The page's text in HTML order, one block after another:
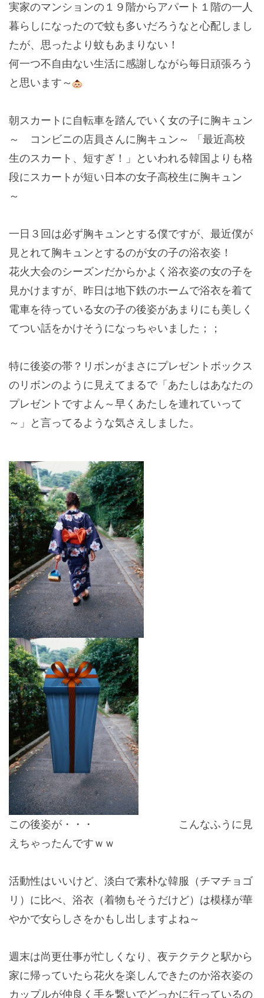
実家のマンションの１９階からアパート１階の一人
暮らしになったので蚊も多いだろうなと心配しまし
たが、思ったより蚊もあまりない！
何一つ不自由ない生活に感謝しながら毎日頑張ろう
と思います～
朝スカートに自転車を踏んでいく女の子に胸キュン
～ コンビニの店員さんに胸キュン～ 「最近高校
生のスカート、短すぎ！」といわれる韓国よりも格
段にスカートが短い日本の女子高校生に胸キュン
～
一日３回は必ず胸キュンとする僕ですが、最近僕が
見とれて胸キュンとするのが女の子の浴衣姿！
花火大会のシーズンだからかよく浴衣姿の女の子を
見かけますが、昨日は地下鉄のホームで浴衣を着て
電車を待っている女の子の後姿があまりにも美しく
てつい話をかけそうになっちゃいました；；
特に後姿の帯？リボンがまさにプレゼントボックス
のリボンのように見えてまるで「あたしはあなたの
プレゼントですよん～早くあたしを連れていって
～」と言ってるような気さえしました。
この後姿が・・・ こんなふうに見
えちゃったんですｗｗ
活動性はいいけど、淡白で素朴な韓服（チマチョゴ
リ）に比べ、浴衣（着物もそうだけど）は模様が華
やかで女らしさをかもし出しますよね～
週末は尚更仕事が忙しくなり、夜テクテクと駅から
家に帰っていたら花火を楽しんできたのか浴衣姿の
カップルが仲良く手を繋いでどっかに行っているの